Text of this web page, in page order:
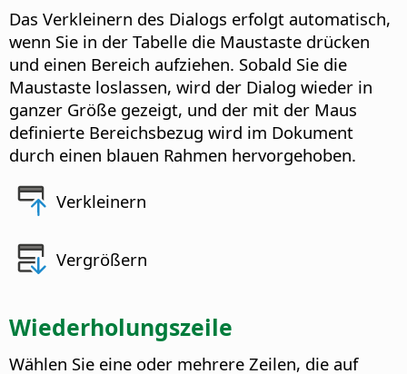
Das Verkleinern des Dialogs erfolgt automatisch,
wenn Sie in der Tabelle die Maustaste drücken
und einen Bereich aufziehen. Sobald Sie die
Maustaste loslassen, wird der Dialog wieder in
ganzer Größe gezeigt, und der mit der Maus
definierte Bereichsbezug wird im Dokument
durch einen blauen Rahmen hervorgehoben.
Verkleinern
Vergrößern
Wiederholungszeile
Wählen Sie eine oder mehrere Zeilen, die auf